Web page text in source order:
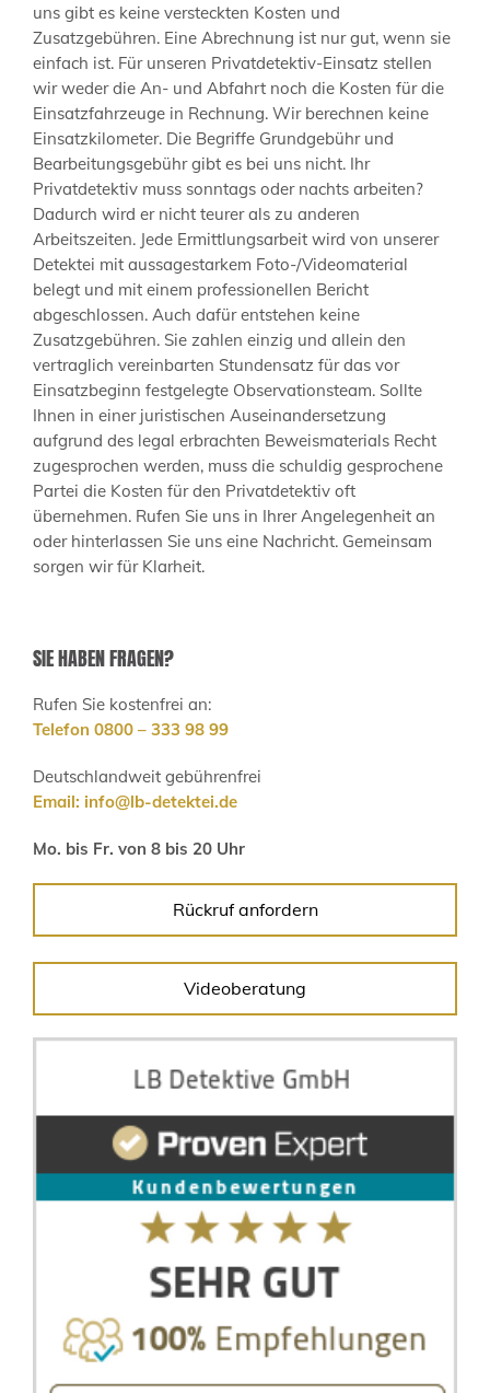
uns gibt es keine versteckten Kosten und
Zusatzgebühren. Eine Abrechnung ist nur gut, wenn sie
einfach ist. Für unseren Privatdetektiv-Einsatz stellen
wir weder die An- und Abfahrt noch die Kosten für die
Einsatzfahrzeuge in Rechnung. Wir berechnen keine
Einsatzkilometer. Die Begriffe Grundgebühr und
Bearbeitungsgebühr gibt es bei uns nicht. Ihr
Privatdetektiv muss sonntags oder nachts arbeiten?
Dadurch wird er nicht teurer als zu anderen
Arbeitszeiten. Jede Ermittlungsarbeit wird von unserer
Detektei mit aussagestarkem Foto-/Videomaterial
belegt und mit einem professionellen Bericht
abgeschlossen. Auch dafür entstehen keine
Zusatzgebühren. Sie zahlen einzig und allein den
vertraglich vereinbarten Stundensatz für das vor
Einsatzbeginn festgelegte Observationsteam. Sollte
Ihnen in einer juristischen Auseinandersetzung
aufgrund des legal erbrachten Beweismaterials Recht
zugesprochen werden, muss die schuldig gesprochene
Partei die Kosten für den Privatdetektiv oft
übernehmen. Rufen Sie uns in Ihrer Angelegenheit an
oder hinterlassen Sie uns eine Nachricht. Gemeinsam
sorgen wir für Klarheit.
SIE HABEN FRAGEN?
Rufen Sie kostenfrei an:
Telefon 0800 – 333 98 99
Deutschlandweit gebührenfrei
Email: info@lb-detektei.de
Mo. bis Fr. von 8 bis 20 Uhr
Rückruf anfordern
Videoberatung